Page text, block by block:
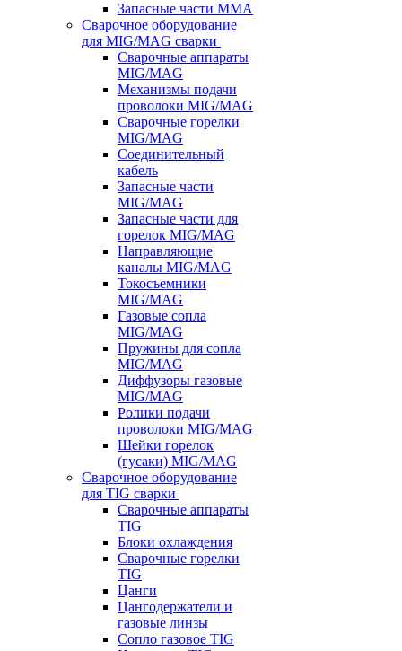
Запасные части MMA
Сварочное оборудование
для MIG/MAG сварки
Сварочные аппараты
MIG/MAG
Механизмы подачи
проволоки MIG/MAG
Сварочные горелки
MIG/MAG
Соединительный
кабель
Запасные части
MIG/MAG
Запасные части для
горелок MIG/MAG
Направляющие
каналы MIG/MAG
Токосъемники
MIG/MAG
Газовые сопла
MIG/MAG
Пружины для сопла
MIG/MAG
Диффузоры газовые
MIG/MAG
Ролики подачи
проволоки MIG/MAG
Шейки горелок
(гусаки) MIG/MAG
Сварочное оборудование
для TIG сварки
Сварочные аппараты
TIG
Блоки охлаждения
Сварочные горелки
TIG
Цанги
Цангодержатели и
газовые линзы
Сопло газовое TIG